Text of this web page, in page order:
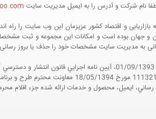
نام شرکت و آدرس را به ایمیل مدیریت سایت
بوده است و امکانات این مجموعه و ثبت
به مدیریت سایت مشخصات خود را حذف یا بروز رسانی
مواد 5 و 9 آيين نامه اجرايي و همچنين با
ايميل، محصول و خدمات ارائه شده جزء اقلام